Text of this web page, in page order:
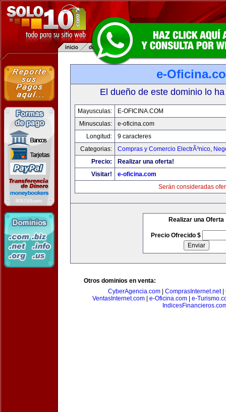
e-
El dueño de este dominio lo
Mayusculas:
E-OFICINA.COM
Minusculas:
e-oficina.com
Longitud:
9 caracteres
Categorias:
Compras y Comercio ElectrÃ³nico,
Precio:
Realizar una oferta!
Visitar!
e-oficina.com
Serán consideradas
Realizar una Oferta
Precio Ofrecido $
Otros dominios en venta:
CyberAgencia.com| ComprasInternet.net|
VentasInternet.com
e-Oficina.com
e-